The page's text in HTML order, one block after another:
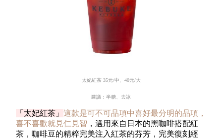
太妃紅茶35元/中、 40元/大
建議：半糖、去冰
「太妃紅茶」 這款是可不可品項中喜好最分明的品項，
喜不喜歡就見仁見智 ，選用來自日本的黑咖啡搭配紅
茶，咖啡豆的精粹完美注入紅茶的芬芳，完美復刻經